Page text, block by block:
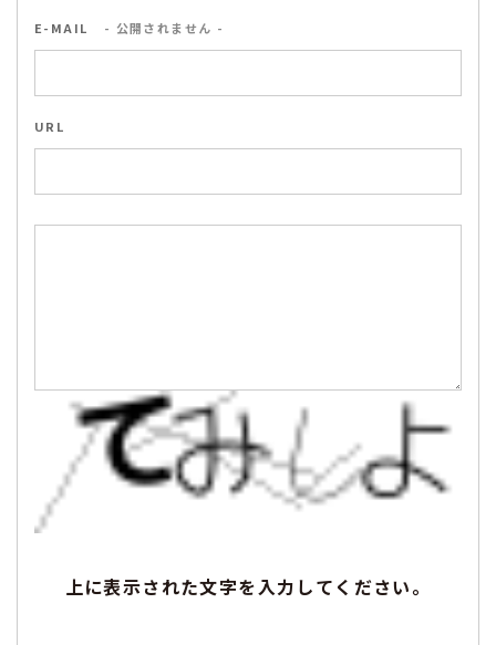
E-MAIL - 公開されません -
URL
上に表示された文字を入力してください。